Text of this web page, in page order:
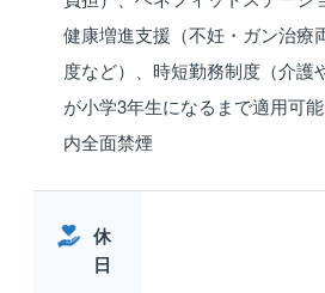
健康増進支援（不妊・ガン治療
度など）、時短勤務制度（介護
が小学3年生になるまで適用可
内全面禁煙
休
日